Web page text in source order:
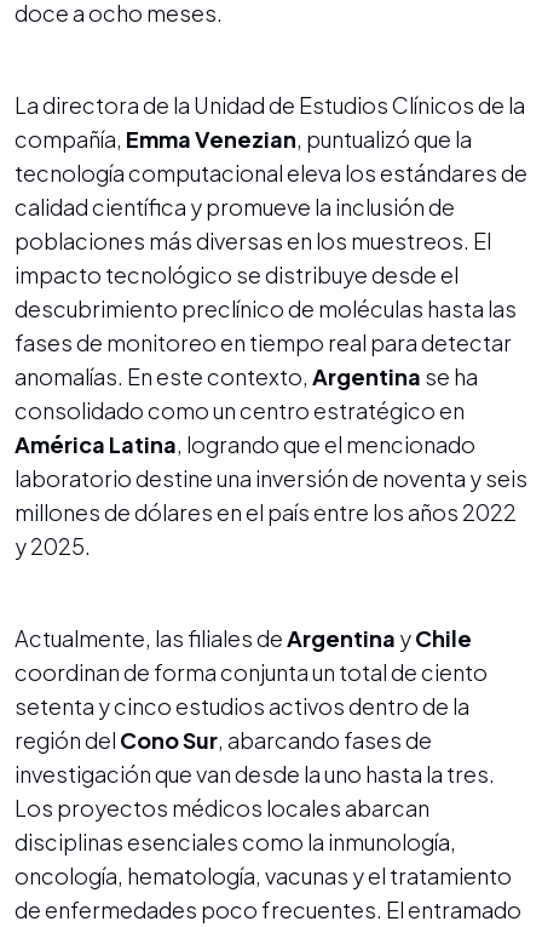
doce a ocho meses.
La directora de la Unidad de Estudios Clínicos de la
compañía, Emma Venezian, puntualizó que la
tecnología computacional eleva los estándares de
calidad científica y promueve la inclusión de
poblaciones más diversas en los muestreos. El
impacto tecnológico se distribuye desde el
descubrimiento preclínico de moléculas hasta las
fases de monitoreo en tiempo real para detectar
anomalías. En este contexto, Argentina se ha
consolidado como un centro estratégico en
América Latina, logrando que el mencionado
laboratorio destine una inversión de noventa y seis
millones de dólares en el país entre los años 2022
y 2025.
Actualmente, las filiales deArgentina yChile
coordinan de forma conjunta un total de ciento
setenta y cinco estudios activos dentro de la
región del Cono Sur, abarcando fases de
investigación que van desde la uno hasta la tres.
Los proyectos médicos locales abarcan
disciplinas esenciales como la inmunología,
oncología, hematología, vacunas y el tratamiento
de enfermedades poco frecuentes. El entramado